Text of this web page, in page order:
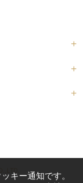
キー通知です。